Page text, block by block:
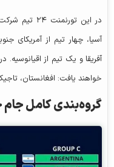
در این
آسیا، چهار تیم از آمریکای
آفریقا و یک تیم از
خواهند یافت: افغانستان،
گروه‌بندی کامل جام